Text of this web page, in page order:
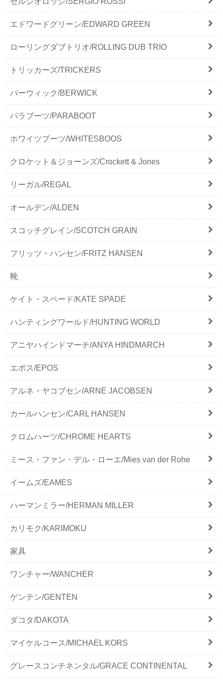
エドワードグリーン/EDWARD GREEN
ローリングダブトリオ/ROLLING DUB TRIO
トリッカーズ/TRICKERS
バーウィック/BERWICK
パラブーツ/PARABOOT
ホワイツブーツ/WHITESBOOS
クロケット＆ジョーンズ/Crockett & Jones
リーガル/REGAL
オールデン/ALDEN
スコッチグレイン/SCOTCH GRAIN
フリッツ・ハンセン/FRITZ HANSEN
靴
ケイト・スペード/KATE SPADE
ハンティングワールド/HUNTING WORLD
アニヤハインドマーチ/ANYA HINDMARCH
エポス/EPOS
アルネ・ヤコブセン/ARNE JACOBSEN
カールハンセン/CARL HANSEN
クロムハーツ/CHROME HEARTS
ミース・ファン・デル・ローエ/Mies van der Rohe
イームズ/EAMES
ハーマンミラー/HERMAN MILLER
カリモク/KARIMOKU
家具
ワンチャー/WANCHER
ゲンテン/GENTEN
ダコタ/DAKOTA
マイケルコース/MICHAEL KORS
グレースコンチネンタル/GRACE CONTINENTAL